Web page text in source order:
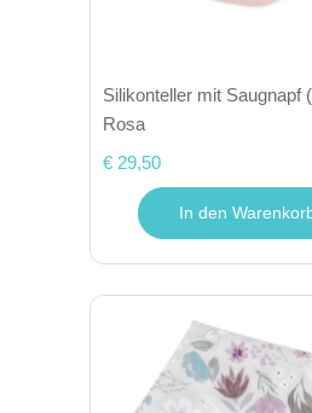
Silikonteller mit Saugnapf
Rosa
€ 29,50
In den